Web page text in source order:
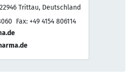
Trittau, Deutschland
Fax: +49 4154 806114